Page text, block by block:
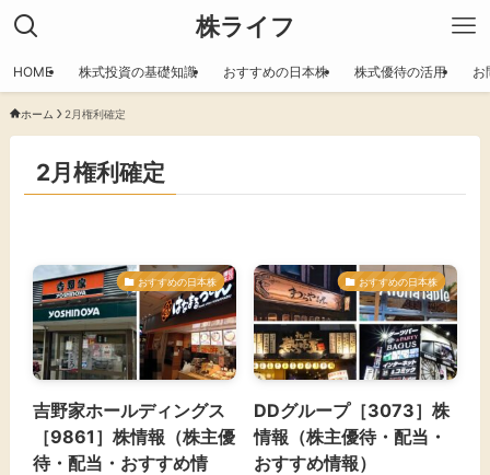
株ライフ
HOME 株式投資の基礎知識 おすすめの日本株 株式優待の活用 お
ホーム 2月権利確定
2月権利確定
おすすめの日本株
​吉野家ホールディングス
［9861］株情報（株主優
待・配当・おすすめ情
おすすめの日本株
DDグループ［3073］株
情報（株主優待・配当・
おすすめ情報）